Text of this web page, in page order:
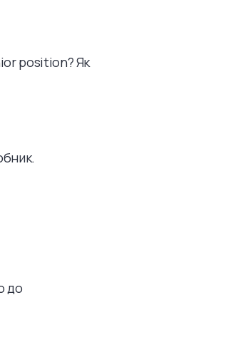
position? Як
до